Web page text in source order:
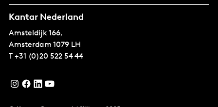
Kantar Nederland
Amsteldijk 166,
Amsterdam 1079 LH
T +31 (0)20 522 54 44